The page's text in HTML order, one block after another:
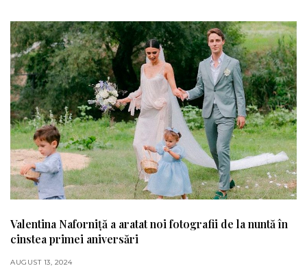
Valentina Naforniță a aratat noi fotografii de la nuntă în
cinstea primei aniversări
AUGUST 13, 2024